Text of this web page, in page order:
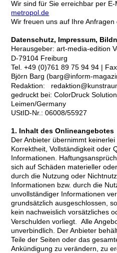
Wir sind für Sie erreichbar per E-
metropol.de
Wir freuen uns auf Ihre
Datenschutz, Impressum,
Herausgeber:art-media-edition
D-79104 Freiburg
Tel. +49 (0)761 89 75 94 94 |
Björn Barg (barg@inform-
Redaktion:
gedruckt bei: ColorDruck
Leimen/Germany
UStID-Nr.: 06008/55927
1. Inhalt des Onlineangebotes
Der Anbieter übernimmt
Korrektheit, Vollständigkeit oder
Informationen.
sich auf Schäden materieller
durch die Nutzung oder
Informationen bzw. durch die
unvollständiger Informationen
grundsätzlich ausgeschlossen,
kein nachweislich vorsätzliches
Verschulden vorliegt. Alle
unverbindlich. Der Anbieter
Teile der Seiten oder das
Ankündigung zu verändern, zu